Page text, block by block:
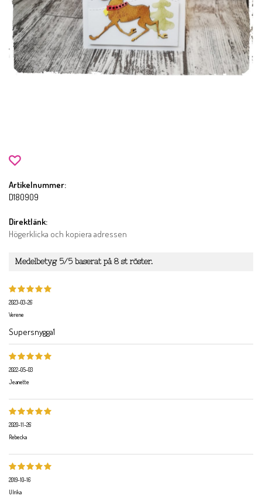
Artikelnummer:
D180909
Direktlänk:
Högerklicka och kopiera adressen
Medelbetyg 5/5 baserat på 8st röster.
2023-03-26
Verene
Supersnygga1
2022-05-03
Jeanette
2020-11-26
Rebecka
2019-10-16
Ulrika